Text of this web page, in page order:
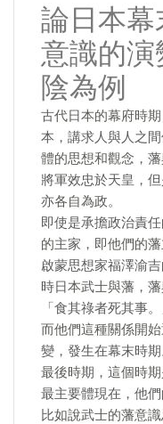
論日本
意識的
陰為例
古代日本的幕府時
本，講求人與人之
體的思想和觀念，
將軍效忠於天皇，
亦各自為政。
即使是承擔政治責
的主家，即他們的
啟蒙思想家福澤渝
時日本武士與藩，
「食其祿者死其事。
而他們這種關係開
變，發生在幕末時
最後時期，這個時
最主要體現在，他
比如說武士的藩意